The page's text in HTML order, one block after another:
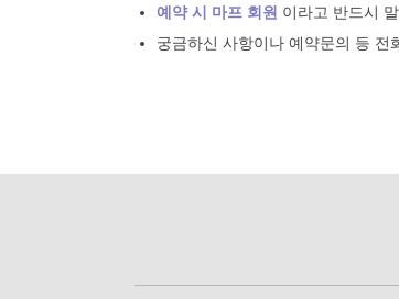
예약 시 마프 회원 이라고 반드시
궁금하신 사항이나 예약문의 등 전